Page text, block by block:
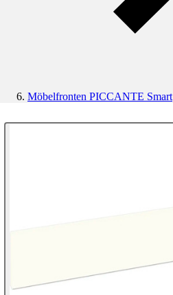
Möbelfronten PICCANTE Smart